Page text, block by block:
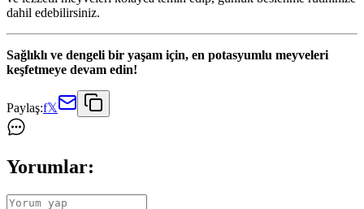
dahil edebilirsiniz.
Sağlıklı ve dengeli bir yaşam için, en potasyumlu meyveleri
keşfetmeye devam edin!
Paylaş:f𝕏
Yorumlar: